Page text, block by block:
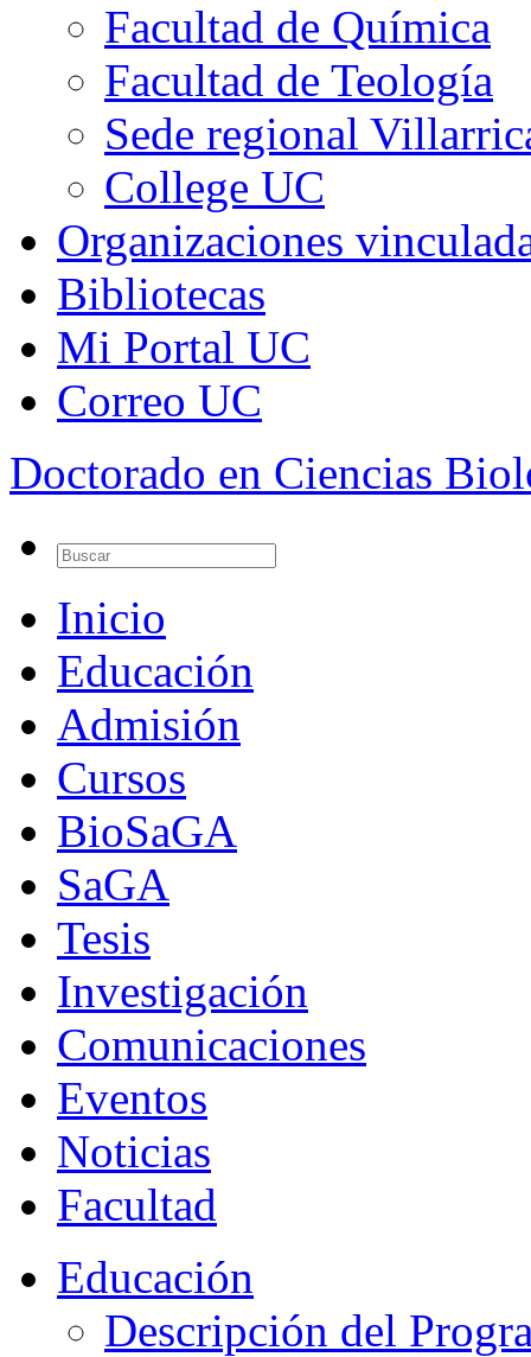
Facultad de Química
Facultad de Teología
Sede regional
College UC
Organizaciones
Bibliotecas
Mi Portal UC
Correo UC
Doctorado en Ciencias
Inicio
Educación
Admisión
Cursos
BioSaGA
SaGA
Tesis
Investigación
Comunicaciones
Eventos
Noticias
Facultad
Educación
Descripción del